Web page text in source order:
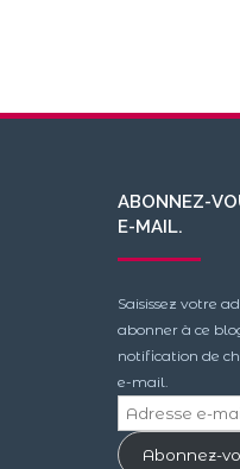
ABONNEZ-
E-MAIL.
Saisissez votre
abonner à ce
notification de
e-mail.
Adresse
e-
mailAbonnez-